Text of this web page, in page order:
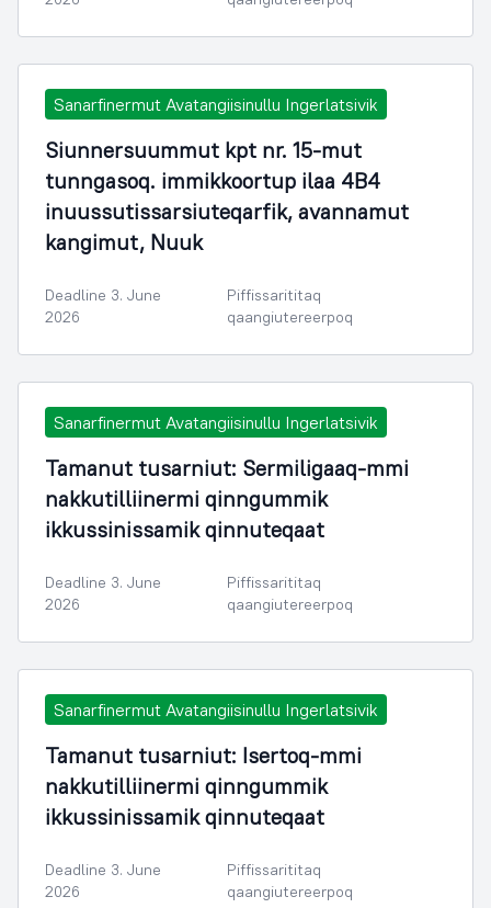
Sanarfinermut Avatangiisinullu Ingerlatsivik
Siunnersuummut kpt nr. 15-mut
tunngasoq. immikkoortup ilaa 4B4
inuussutissarsiuteqarfik, avannamut
kangimut, Nuuk
Deadline 3. June
2026
Piffissarititaq
qaangiutereerpoq
Sanarfinermut Avatangiisinullu Ingerlatsivik
Tamanut tusarniut: Sermiligaaq-mmi
nakkutilliinermi qinngummik
ikkussinissamik qinnuteqaat
Deadline 3. June
2026
Piffissarititaq
qaangiutereerpoq
Sanarfinermut Avatangiisinullu Ingerlatsivik
Tamanut tusarniut: Isertoq-mmi
nakkutilliinermi qinngummik
ikkussinissamik qinnuteqaat
Deadline 3. June
2026
Piffissarititaq
qaangiutereerpoq